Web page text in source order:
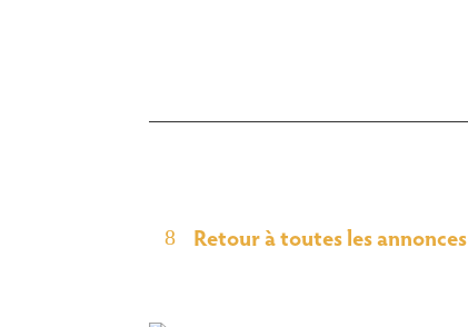
Retour à toutes les annonces